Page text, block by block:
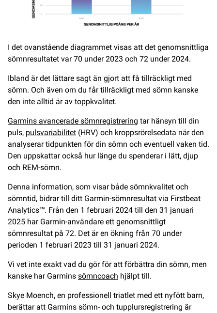
I det ovanstående diagrammet visas att det genomsnittliga
sömnresultatet var 70 under 2023 och 72 under 2024.
Ibland är det lättare sagt än gjort att få tillräckligt med
sömn. Och även om du får tillräckligt med sömn kanske
den inte alltid är av toppkvalitet.
Garmins avancerade sömnregistrering tar hänsyn till din
puls, pulsvariabilitet (HRV) och kroppsrörelsedata när den
analyserar tidpunkten för din sömn och eventuell vaken tid.
Den uppskattar också hur länge du spenderar i lätt, djup
och REM-sömn.
Denna information, som visar både sömnkvalitet och
sömntid, bidrar till ditt Garmin-sömnresultat via Firstbeat
Analytics™. Från den 1 februari 2024 till den 31 januari
2025 har Garmin-användare ett genomsnittligt
sömnresultat på 72. Det är en ökning från 70 under
perioden 1 februari 2023 till 31 januari 2024.
Vi vet inte exakt vad du gör för att förbättra din sömn, men
kanske har Garmins sömncoach hjälpt till.
Skye Moench, en professionell triatlet med ett nyfött barn,
berättar att Garmins sömn- och tupplursregistrering är